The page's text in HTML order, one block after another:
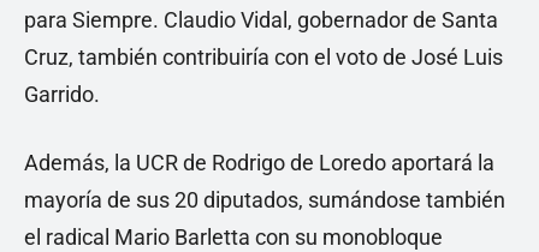
para Siempre. Claudio Vidal, gobernador de Santa
Cruz, también contribuiría con el voto de José Luis
Garrido.
Además, la UCR de Rodrigo de Loredo aportará la
mayoría de sus 20 diputados, sumándose también
el radical Mario Barletta con su monobloque